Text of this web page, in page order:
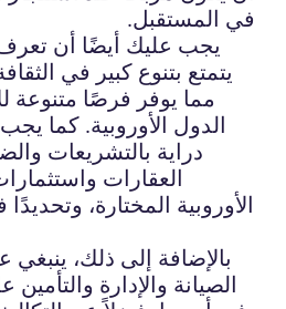
في المستقبل.
يجب عليك أيضًا أن
يتمتع بتنوع كبير في
مما يوفر فرصًا متنوعة
الدول الأوروبية. كما
دراية بالتشريعات
العقارات
الأوروبية المختارة،
بالإضافة إلى ذلك،
الصيانة والإدارة